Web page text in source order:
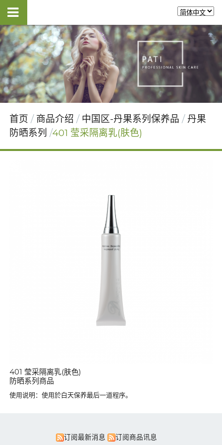
首页 商品介绍 中国区-丹果系列保养品
丹果
防晒系列
401 莹采隔离乳(肤色)
401 莹采隔离乳(肤色)
防晒系列商品
使用说明：使用於白天保养最后一道程序。
订阅最新消息 订阅商品讯息